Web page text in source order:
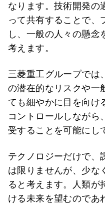
なります。技術開発の
って共有することで、
し、一般の人々の懸念
考えます。
三菱重工グループでは
の潜在的なリスクや一
ても細やかに目を向け
コントロールしながら
受することを可能にし
テクノロジーだけで、
は限りませんが、少な
ると考えます。人類が
ける未来を望むのであ